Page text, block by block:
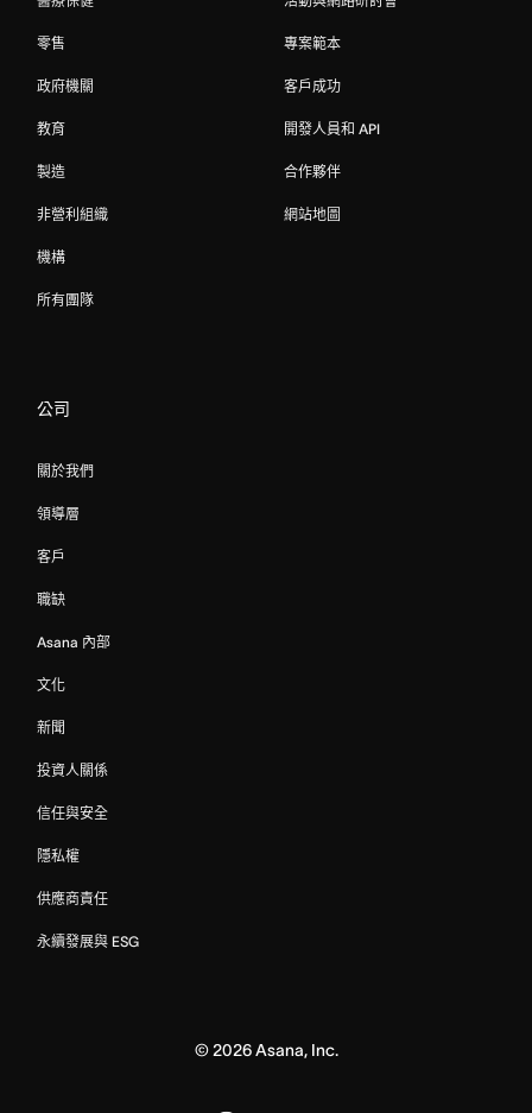
零售
政府機關
教育
製造
非營利組織
機構
所有團隊
專案範本
客戶成功
開發人員和 API
合作夥伴
網站地圖
公司
關於我們
領導層
客戶
職缺
Asana 內部
文化
新聞
投資人關係
信任與安全
隱私權
供應商責任
永續發展與 ESG
© 2026Asana, Inc.